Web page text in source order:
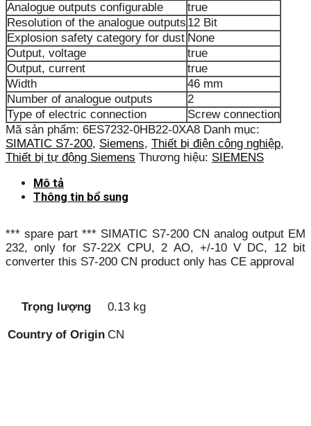
Analogue outputs configurable
true
Resolution of the analogue outputs 12 Bit
Explosion safety category for dust None
Output, voltage
true
Output, current
true
Width
46 mm
Number of analogue outputs
2
Type of electric connection
Screw connection
Mã sản phẩm: 6ES7232-0HB22-0XA8 Danh mục:
SIMATIC S7-200, Siemens, Thiết bị điện công nghiệp,
Thiết bị tự động Siemens Thương hiệu: SIEMENS
Mô tả
Thông tin bổ sung
*** spare part *** SIMATIC S7-200 CN analog output EM
232, only for S7-22X CPU, 2 AO, +/-10 V DC, 12 bit
converter this S7-200 CN product only has CE approval
Trọng lượng 0.13 kg
Country of Origin CN